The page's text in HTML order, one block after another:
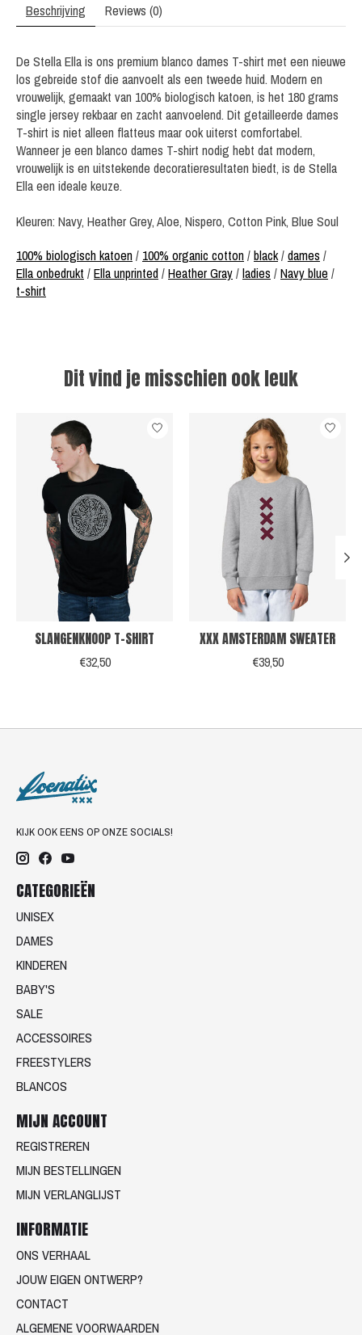
Beschrijving Reviews (0)
De Stella Ella is ons premium blanco dames T-shirt met een nieuwe
los gebreide stof die aanvoelt als een tweede huid. Modern en
vrouwelijk, gemaakt van 100% biologisch katoen, is het 180 grams
single jersey rekbaar en zacht aanvoelend. Dit getailleerde dames
T-shirt is niet alleen flatteus maar ook uiterst comfortabel.
Wanneer je een blanco dames T-shirt nodig hebt dat modern,
vrouwelijk is en uitstekende decoratieresultaten biedt, is de Stella
Ella een ideale keuze.
Kleuren: Navy, Heather Grey, Aloe, Nispero, Cotton Pink, Blue Soul
100% biologisch katoen/ 100% organic cotton/black/dames /
Ella onbedrukt /Ella unprinted/Heather Gray/ladies /Navy blue /
t-shirt
Dit vind je misschien ook leuk
Items van productcarrousel
SLANGENKNOOP T-SHIRT
€32,50
XXX AMSTERDAM SWEATER
€39,50
KIJK OOK EENS OP ONZE SOCIALS!
CATEGORIEËN
UNISEX
DAMES
KINDEREN
BABY'S
SALE
ACCESSOIRES
FREESTYLERS
BLANCOS
MIJN ACCOUNT
REGISTREREN
MIJN BESTELLINGEN
MIJN VERLANGLIJST
INFORMATIE
ONS VERHAAL
JOUW EIGEN ONTWERP?
CONTACT
ALGEMENE VOORWAARDEN